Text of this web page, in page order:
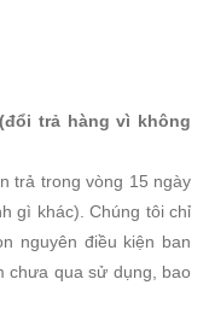
trả hàng vì không
trả trong vòng 15 ngày
gì khác). Chúng tôi chỉ
nguyên điều kiện ban
chưa qua sử dụng, bao